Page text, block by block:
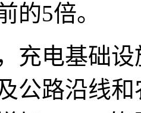
的5倍。
电基础设
公路沿线